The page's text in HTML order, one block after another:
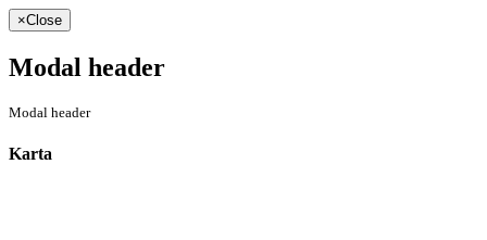
×Close
Modal header
Modal header
Karta